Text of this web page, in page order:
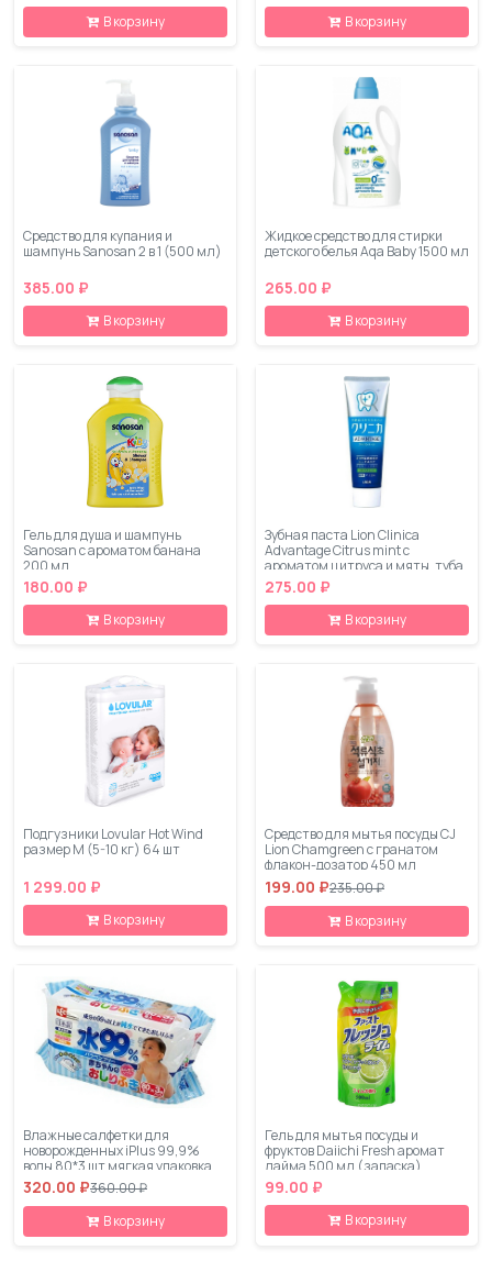
В корзину В корзину
Средство для купания и
шампунь Sanosan 2 в 1 (500 мл)
385.00 ₽
В корзину
Жидкое средство для стирки
детского белья Aqa Baby 1500 мл
265.00 ₽
В корзину
Гель для душа и шампунь
Sanosan с ароматом банана
200 мл
180.00 ₽
В корзину
Зубная паста Lion Clinica
Advantage Citrus mint с
ароматом цитруса и мяты, туба
130 г
275.00 ₽
В корзину
Подгузники Lovular Hot Wind
размер M (5-10 кг) 64 шт
1 299.00 ₽
В корзину
Средство для мытья посуды CJ
Lion Chamgreen с гранатом
флакон-дозатор 450 мл
199.00 ₽235.00 ₽
В корзину
Влажные салфетки для
новорожденных iPlus 99,9%
воды 80*3 шт мягкая упаковка
320.00 ₽360.00 ₽
В корзину
Гель для мытья посуды и
фруктов Daiichi Fresh аромат
лайма 500 мл (запаска)
99.00 ₽
В корзину